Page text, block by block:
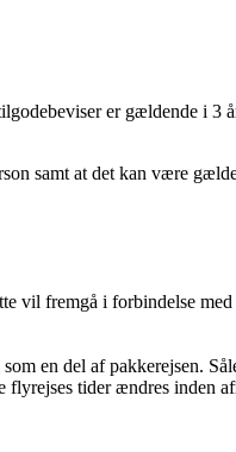
er gældende i 3
samt at det kan være
vil fremgå i forbindelse
en del af pakkerejsen.
tider ændres inden